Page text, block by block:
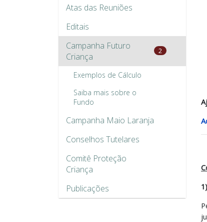
Atas das Reuniões
Editais
Campanha Futuro
Criança
2
Exemplos de Cálculo
Saiba mais sobre o
Fundo
Campanha Maio Laranja
Conselhos Tutelares
Comitê Proteção
Criança
Publicações